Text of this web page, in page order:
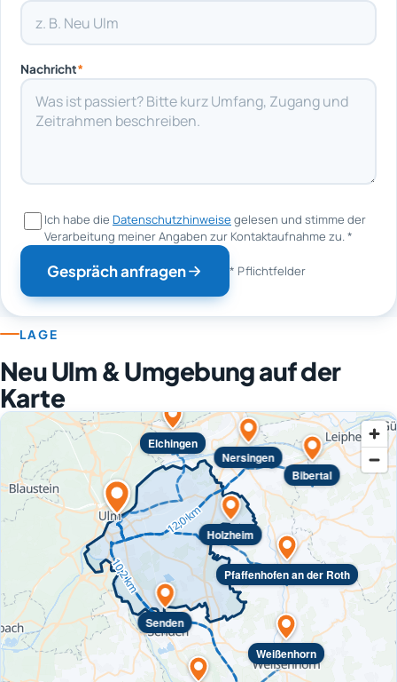
Nachricht*
Ich habe die Datenschutzhinweise gelesen und stimme der
Verarbeitung meiner Angaben zur Kontaktaufnahme zu.*
Gespräch anfragen * Pflichtfelder
LAGE
Neu Ulm & Umgebung auf der
Karte
Elchingen
Holzheim
Senden
Nersingen
Pfaffenhofen an der Roth
Bibertal
Weißenhorn